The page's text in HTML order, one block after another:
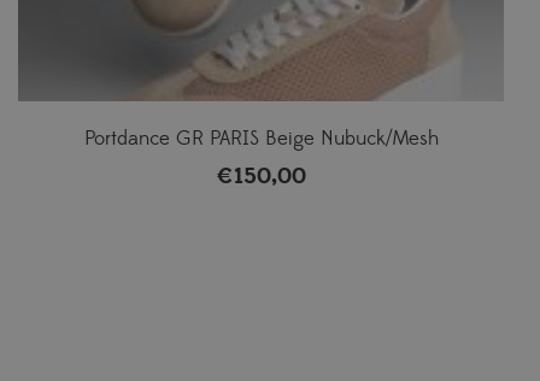
Portdance GR PARIS Beige Nubuck/Mesh
€150,00